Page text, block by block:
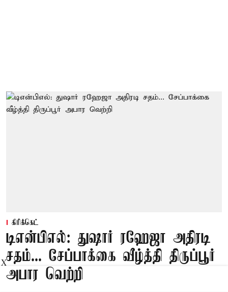
கிரிக்கெட்
டிஎன்பிஎல்: துஷார் ரஹேஜா அதிரடி
சதம்... சேப்பாக்கை வீழ்த்தி திருப்பூர்
அபார வெற்றி
X